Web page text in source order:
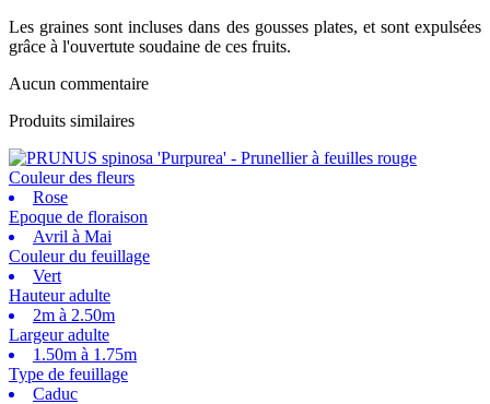
Les graines sont incluses dans des gousses plates, et sont expulsées
grâce à l'ouvertute soudaine de ces fruits.
Aucun commentaire
Produits similaires
Couleur des fleurs
Rose
Epoque de floraison
Avril à Mai
Couleur du feuillage
Vert
Hauteur adulte
2m à 2.50m
Largeur adulte
1.50m à 1.75m
Type de feuillage
Caduc